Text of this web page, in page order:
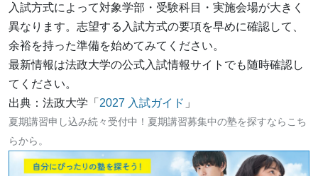
入試方式によって対象学部・受験科目・実施会場が大きく
異なります。志望する入試方式の要項を早めに確認して、
余裕を持った準備を始めてみてください。
最新情報は法政大学の公式入試情報サイトでも随時確認し
てください。
出典：法政大学「 2027 入試ガイド 」
夏期講習申し込み続々受付中！夏期講習募集中の塾を探すならこち
らから。